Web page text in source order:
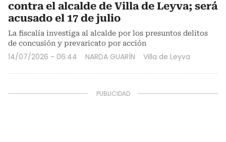
contra el alcalde de Villa de Leyva; será
acusado el 17 de julio
La fiscalía investiga al alcalde por los presuntos delitos
de concusión y prevaricato por acción
14/07/2026 - 06:44 NARDA GUARÍN Villa de Leyva